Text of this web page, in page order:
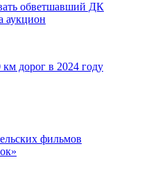
обветшавший ДК
аукцион
дорог в 2024 году
фильмов